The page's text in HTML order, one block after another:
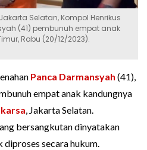
Selatan, Kompol Henrikus
(41) pembunuh empat anak
Rabu (20/12/2023).
Panca Darmansyah (41),
empat anak kandungnya
, Jakarta Selatan.
bersangkutan dinyatakan
diproses secara hukum.